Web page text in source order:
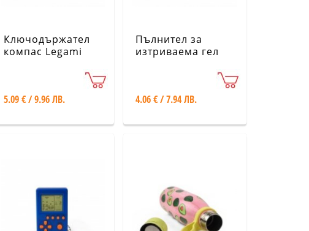
Ключодържател
компас Legami
5.09 € / 9.96 ЛВ.
Пълнител за
изтриваема гел
4.06 € / 7.94 ЛВ.